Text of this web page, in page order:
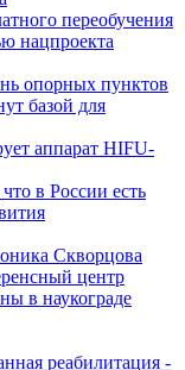
переобучения
нацпроекта
опорных пунктов
базой для
аппарат HIFU-
в России есть
Скворцова
центр
в наукограде
реабилитация -